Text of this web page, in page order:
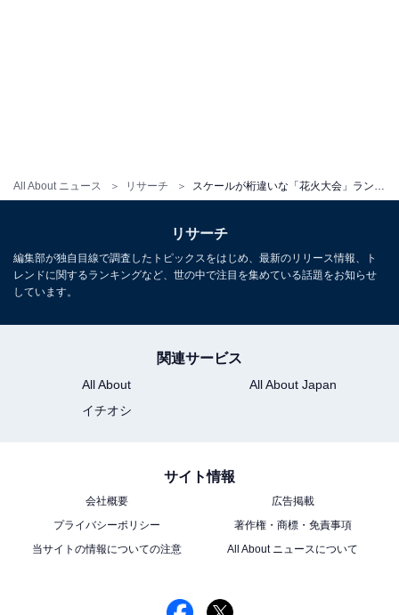
All About ニュース リサーチ
リサーチ
編集部が独自目線で調査したトピックスをはじめ、最新のリリース情報、ト
レンドに関するランキングなど、世の中で注目を集めている話題をお知らせ
しています。
関連サービス
All About
All About Japan
イチオシ
サイト情報
会社概要
広告掲載
プライバシーポリシー
著作権・商標・免責事項
当サイトの情報についての注意
All About ニュースについて